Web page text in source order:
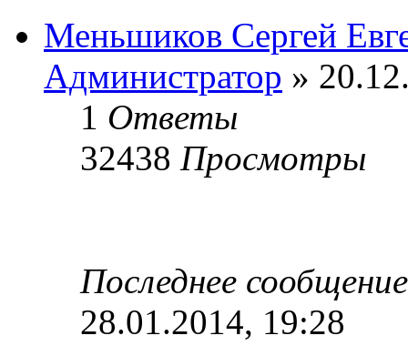
Меньшиков Сергей
Администратор »
1 Ответы
32438 Просмотры
Последнее
28.01.2014, 19:28